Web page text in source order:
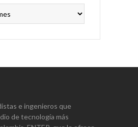
e ingenieros que
de tecnología más